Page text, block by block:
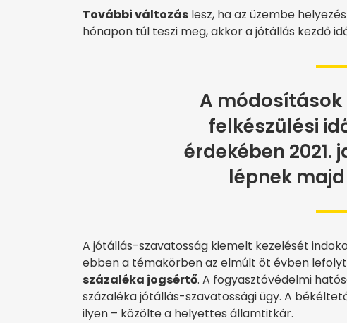
További változás lesz, ha az üzembe
hónapon túl teszi meg, akkor a jótállás kezdő
A módosítások
felkészülési
érdekében 2021.
lépnek
A jótállás-szavatosság kiemelt kezelését
ebben a témakörben az elmúlt öt évben
százaléka jogsértő. A fogyasztóvédelmi
százaléka jótállás-szavatossági ügy. A
ilyen – közölte a helyettes államtitkár.